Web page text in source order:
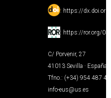
: https://
: https://ror.org/
C/ Porvenir, 27
41013 Sevilla · España
Tfno.: (+34) 954 487
info-eus@us.es